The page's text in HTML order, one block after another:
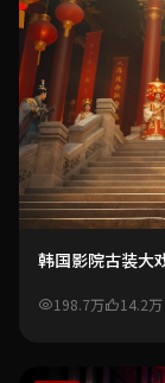
韩国影院古装大
198.7万 14.2万